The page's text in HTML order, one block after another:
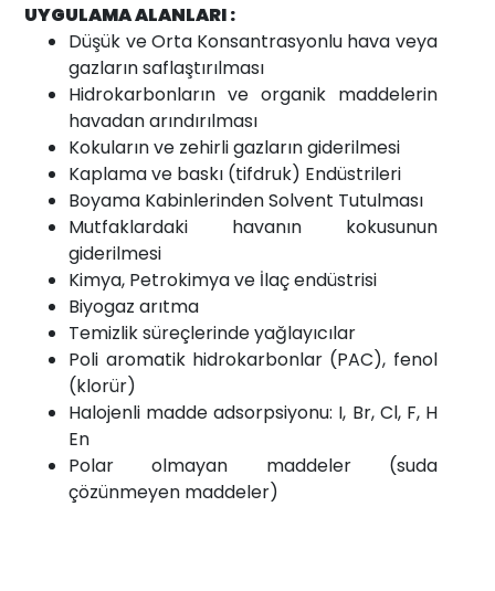
UYGULAMA ALANLARI :
Düşük ve Orta Konsantrasyonlu hava veya
gazların saflaştırılması
Hidrokarbonların ve organik maddelerin
havadan arındırılması
Kokuların ve zehirli gazların giderilmesi
Kaplama ve baskı (tifdruk) Endüstrileri
Boyama Kabinlerinden Solvent Tutulması
Mutfaklardaki havanın kokusunun
giderilmesi
Kimya, Petrokimya ve İlaç endüstrisi
Biyogaz arıtma
Temizlik süreçlerinde yağlayıcılar
Poli aromatik hidrokarbonlar (PAC), fenol
(klorür)
Halojenli madde adsorpsiyonu: I, Br, Cl, F, H
En
Polar olmayan maddeler (suda
çözünmeyen maddeler)